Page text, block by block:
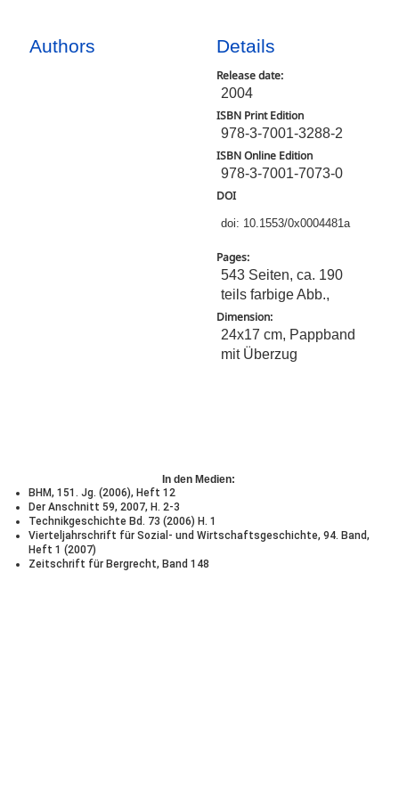
Authors Details
Release date:
2004
ISBN Print Edition
978-3-7001-3288-2
ISBN Online Edition
978-3-7001-7073-0
DOI
doi: 10.1553/0x0004481a
Pages:
543 Seiten, ca. 190
teils farbige Abb.,
Dimension:
24x17 cm, Pappband
mit Überzug
In den Medien:
BHM, 151. Jg. (2006), Heft 12
Der Anschnitt 59, 2007, H. 2-3
Technikgeschichte Bd. 73 (2006) H. 1
Vierteljahrschrift für Sozial- und Wirtschaftsgeschichte, 94. Band,
Heft 1 (2007)
Zeitschrift für Bergrecht, Band 148